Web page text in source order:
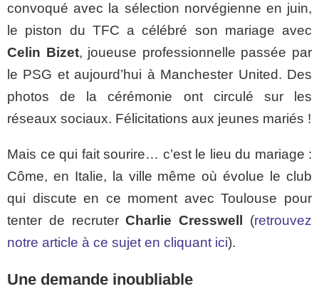
convoqué avec la sélection norvégienne en juin,
le piston du TFC a célébré son mariage avec
Celin Bizet, joueuse professionnelle passée par
le PSG et aujourd’hui à Manchester United. Des
photos de la cérémonie ont circulé sur les
réseaux sociaux. Félicitations aux jeunes mariés !
Mais ce qui fait sourire… c’est le lieu du mariage :
Côme, en Italie, la ville même où évolue le club
qui discute en ce moment avec Toulouse pour
tenter de recruterCharlie Cresswell (retrouvez
notre article à ce sujet en cliquant ici).
Une demande inoubliable